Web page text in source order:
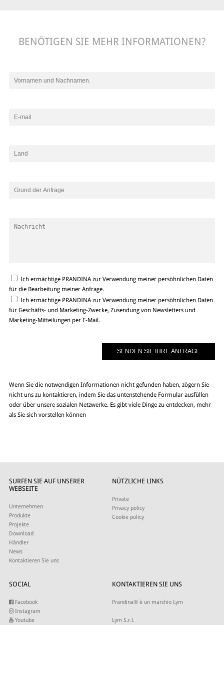
BENÖTIGEN SIE MEHR INFORMATIONEN?
Ich ermächtige PRANDINA zur Verwendung meiner persöhnlichen Daten
für die Bearbeitung meiner Anfrage.
Ich ermächtige PRANDINA zur Verwendung meiner persöhnlichen Daten
für Geschäfts- und Marketing-Zwecke, Zusendung von Newsletters und
Marketing-Mitteilungen per E-Mail.
Wenn Sie die notwendigen Informationen nicht gefunden haben, zögern Sie
nicht uns zu kontaktieren, indem Sie das untenstehende Formular ausfüllen
oder über unsere sozialen Netzwerke. Es gibt viele Dinge zu entdecken, mehr
als Sie sich vorstellen können
SURFEN SIE AUF UNSERER
WEBSEITE
Unternehmen
Produkte
Projekte
Download
Händler
News
Kontaktieren Sie uns
NÜTZLICHE LINKS
Private
Privacy policy
Cookie policy
SOCIAL
Facebook
Instagram
Youtube
KONTAKTIEREN SIE UNS
Prandina® è un marchio Lym
Lym S.r.l.